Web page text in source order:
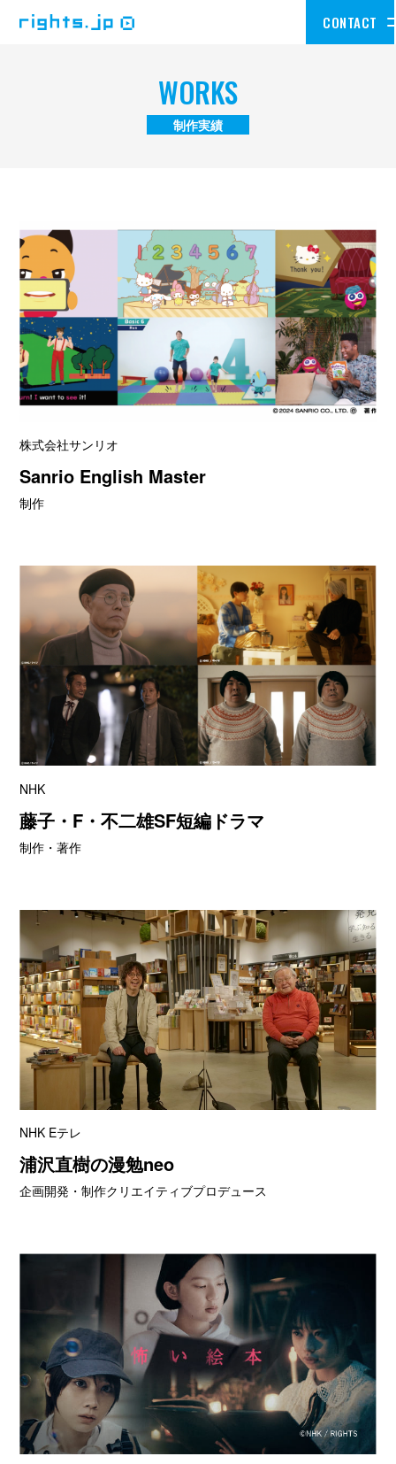
CONTACT
WORKS
制作実績
株式会社サンリオ
Sanrio English Master
制作
NHK
藤子・F・不二雄SF短編ドラマ
制作・著作
NHK Eテレ
浦沢直樹の漫勉neo
企画開発・制作クリエイティブプロデュース